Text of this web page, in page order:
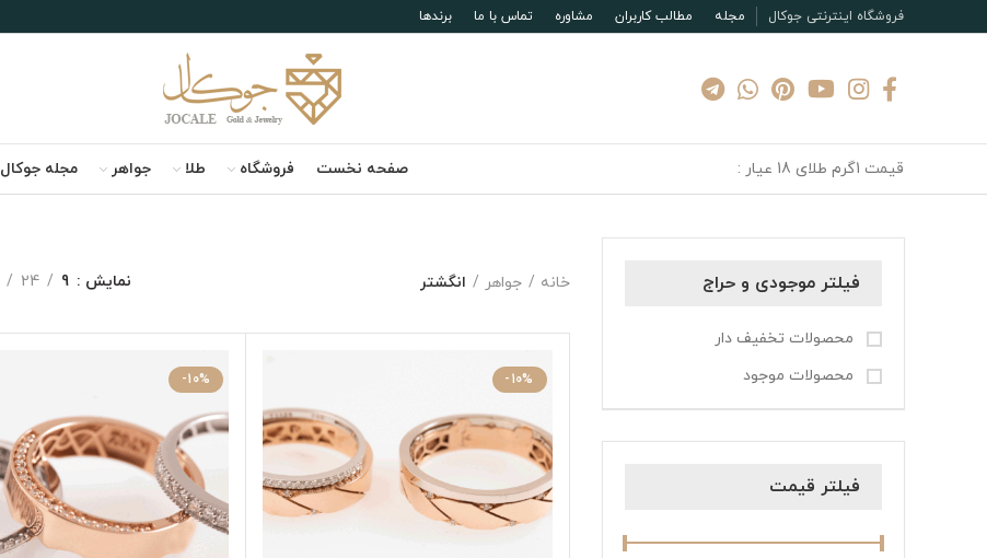
فروشگاه اینترنتی جوکال مجله مطالب کاربران مشاوره تماس با ما برندها
قیمت 1گرم طلای 18 عیار : صفحه نخست فروشگاه طلا جواهر مجله جوکال
فیلتر موجودی و حراج
محصولات تخفیف دار
محصولات موجود
فیلتر قیمت
خانه جواهر انگشتر نمایش 9
24
-10%
-10%